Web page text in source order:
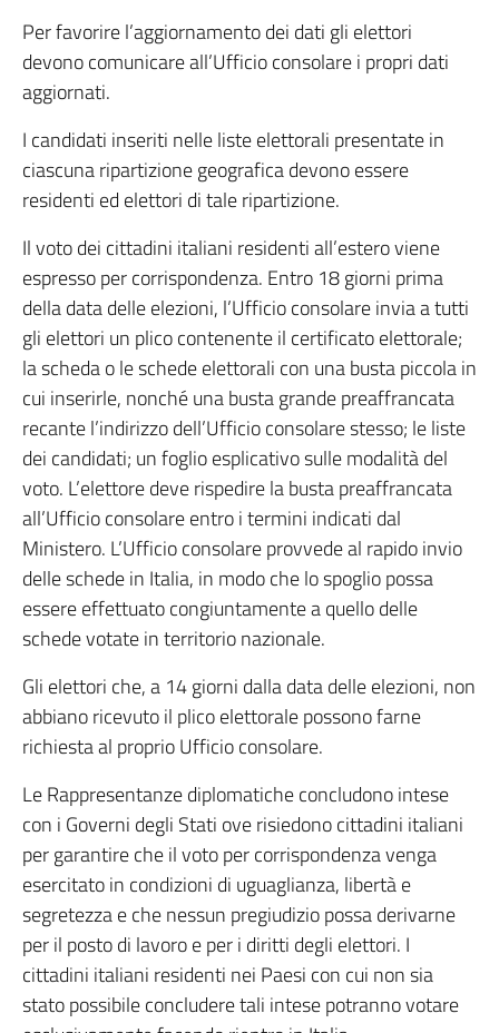
Per favorire l’aggiornamento dei dati gli elettori
devono comunicare all’Ufficio consolare i propri dati
aggiornati.
I candidati inseriti nelle liste elettorali presentate in
ciascuna ripartizione geografica devono essere
residenti ed elettori di tale ripartizione.
Il voto dei cittadini italiani residenti all’estero viene
espresso per corrispondenza. Entro 18 giorni prima
della data delle elezioni, l’Ufficio consolare invia a tutti
gli elettori un plico contenente il certificato elettorale;
la scheda o le schede elettorali con una busta piccola in
cui inserirle, nonché una busta grande preaffrancata
recante l’indirizzo dell’Ufficio consolare stesso; le liste
dei candidati; un foglio esplicativo sulle modalità del
voto. L’elettore deve rispedire la busta preaffrancata
all’Ufficio consolare entro i termini indicati dal
Ministero. L’Ufficio consolare provvede al rapido invio
delle schede in Italia, in modo che lo spoglio possa
essere effettuato congiuntamente a quello delle
schede votate in territorio nazionale.
Gli elettori che, a 14 giorni dalla data delle elezioni, non
abbiano ricevuto il plico elettorale possono farne
richiesta al proprio Ufficio consolare.
Le Rappresentanze diplomatiche concludono intese
con i Governi degli Stati ove risiedono cittadini italiani
per garantire che il voto per corrispondenza venga
esercitato in condizioni di uguaglianza, libertà e
segretezza e che nessun pregiudizio possa derivarne
per il posto di lavoro e per i diritti degli elettori. I
cittadini italiani residenti nei Paesi con cui non sia
stato possibile concludere tali intese potranno votare